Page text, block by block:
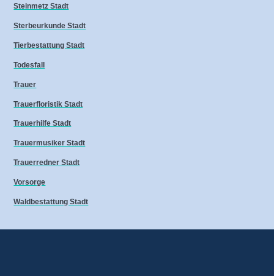
Steinmetz Stadt
Sterbeurkunde Stadt
Tierbestattung Stadt
Todesfall
Trauer
Trauerfloristik Stadt
Trauerhilfe Stadt
Trauermusiker Stadt
Trauerredner Stadt
Vorsorge
Waldbestattung Stadt